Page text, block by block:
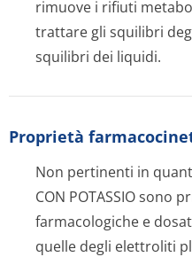
rimuove i rifiuti
trattare gli squilibri
squilibri dei liquidi.
Proprietà
Non pertinenti in
CON POTASSIO sono
farmacologiche e
quelle degli elettroliti